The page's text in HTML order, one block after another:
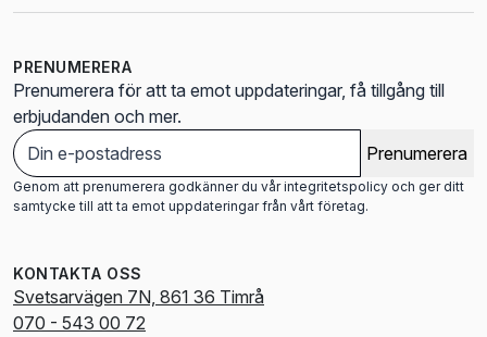
PRENUMERERA
Prenumerera för att ta emot uppdateringar, få tillgång till
erbjudanden och mer.
Prenumerera
Genom att prenumerera godkänner du vår integritetspolicy och ger ditt
samtycke till att ta emot uppdateringar från vårt företag.
KONTAKTA OSS
Svetsarvägen 7N, 861 36 Timrå
070 - 543 00 72